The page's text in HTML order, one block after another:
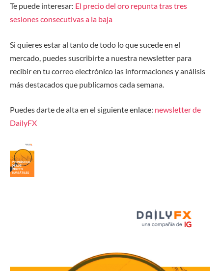
Te puede interesar: El precio del oro repunta tras tres
sesiones consecutivas a la baja
Si quieres estar al tanto de todo lo que sucede en el
mercado, puedes suscribirte a nuestra newsletter para
recibir en tu correo electrónico las informaciones y análisis
más destacados que publicamos cada semana.
Puedes darte de alta en el siguiente enlace: newsletter de
DailyFX